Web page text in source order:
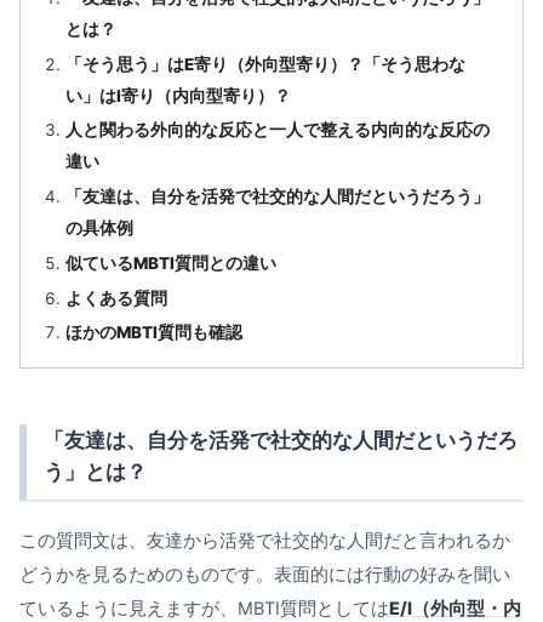
とは？
「そう思う」はE寄り（外向型寄り）？「そう思わな
い」はI寄り（内向型寄り）？
人と関わる外向的な反応と一人で整える内向的な反応の
違い
「友達は、自分を活発で社交的な人間だというだろう」
の具体例
似ているMBTI質問との違い
よくある質問
ほかのMBTI質問も確認
「友達は、自分を活発で社交的な人間だというだろ
う」とは？
この質問文は、友達から活発で社交的な人間だと言われるか
どうかを見るためのものです。表面的には行動の好みを聞い
ているように見えますが、MBTI質問としてはE/I（外向型・内